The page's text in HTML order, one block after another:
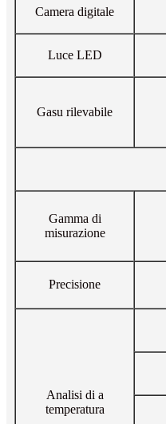
Camera digitale
Luce LED
Gasu rilevabile
Gamma di
misurazione
Precisione
Analisi di a
temperatura